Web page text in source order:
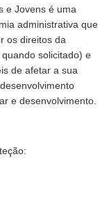
e Jovens é uma
administrativa que
os direitos da
solicitado) e
de afetar a sua
e desenvolvimento.